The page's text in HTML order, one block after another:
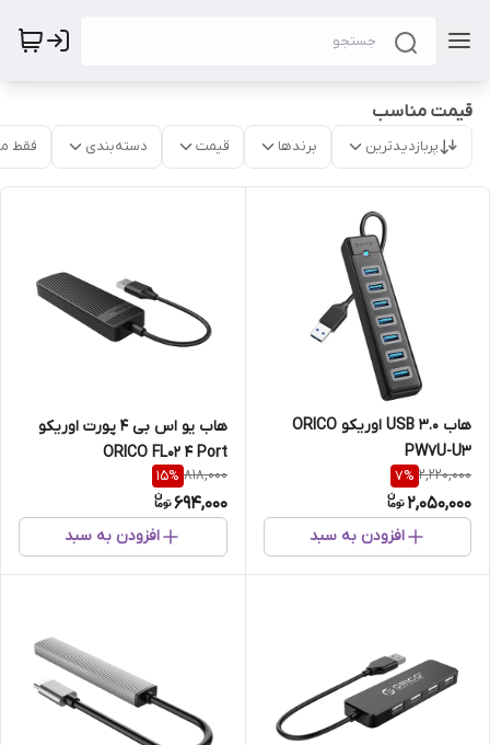
قیمت مناسب
پربازدیدترین برندها قیمت دسته‌بندی فقط
هاب USB 3.0 اوریکو ORICO
PW7U-U3
2,220,000
7%
2,050,000
افزودن به سبد
هاب یو اس بی 4 پورت اوریکو
ORICO FL02 4 Port
818,000
15%
694,000
افزودن به سبد